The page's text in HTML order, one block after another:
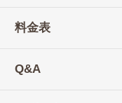
料金表
Q&A